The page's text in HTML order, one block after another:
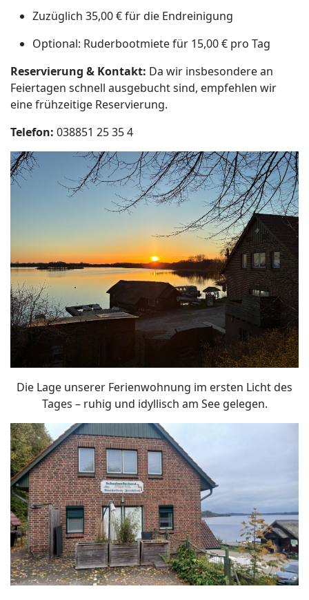
Zuzüglich 35,00 € für die Endreinigung
Optional: Ruderbootmiete für 15,00 € pro Tag
Reservierung & Kontakt: Da wir insbesondere an
Feiertagen schnell ausgebucht sind, empfehlen wir
eine frühzeitige Reservierung.
Telefon: 038851 25 35 4
Die Lage unserer Ferienwohnung im ersten Licht des
Tages – ruhig und idyllisch am See gelegen.